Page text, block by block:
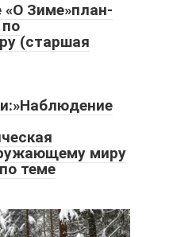
«О Зиме»план-
(старшая
миру
теме